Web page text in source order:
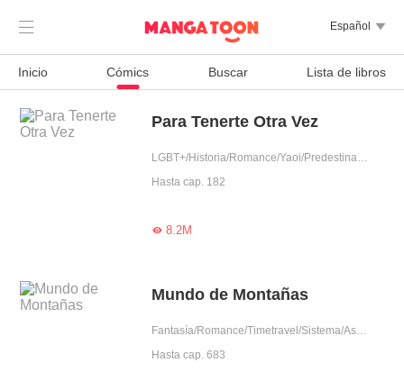
 Español 
Inicio Cómics Buscar Lista de libros
Para Tenerte Otra Vez
LGBT+/Historia/Romance/Yaoi/Predestinado/Renacimiento/Pérdida de memoria/Dios
Hasta cap. 182
8.2M
Mundo de Montañas
Fantasía/Romance/Timetravel/Sistema/Ascensión/Mujer poderosa/Encantador/Dios/Trabajador
Hasta cap. 683